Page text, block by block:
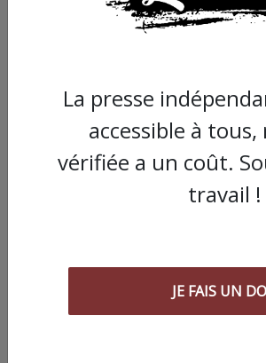
La presse
accessible à tous,
vérifiée a un coût.
travail !
JE FAIS UN